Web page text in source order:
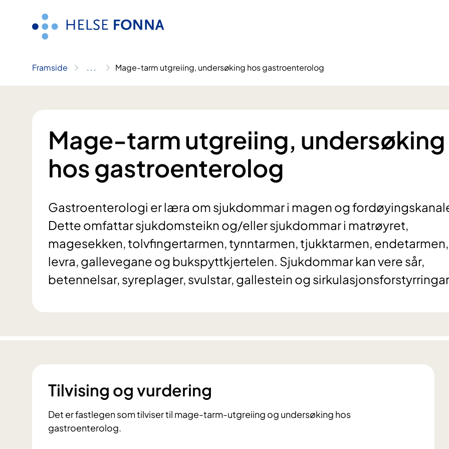
Framside .. . Mage-tarm utgreiing, undersøking hos gastroenterolog
Mage-tarm utgreiing, undersøking
hos gastroenterolog
Gastroenterologi er læra om sjukdommar i magen og
Dette omfattar sjukdomsteikn og/eller sjukdommar i matrøyret,
magesekken, tolvfingertarmen, tynntarmen, tjukktarmen, endetarmen,
levra, gallevegane og bukspyttkjertelen. Sjukdommar kan vere sår,
betennelsar, syreplager, svulstar, gallestein og
Tilvising og vurdering
Det er fastlegen som tilviser til mage-tarm-utgreiing og undersøking hos
gastroenterolog.